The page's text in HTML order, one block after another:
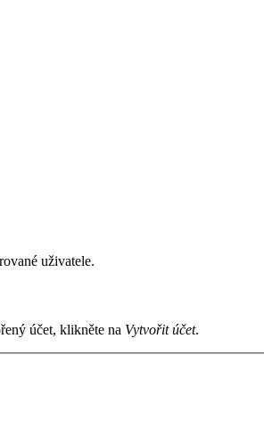
uživatele.
účet, klikněte na Vytvořit účet.